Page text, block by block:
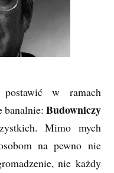
w ramach
banalnie: Budowniczy
Mimo mych
na pewno nie
nie każdy